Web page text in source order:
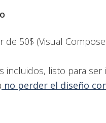
50$ (Visual
incluidos, listo para ser
no perder el diseño